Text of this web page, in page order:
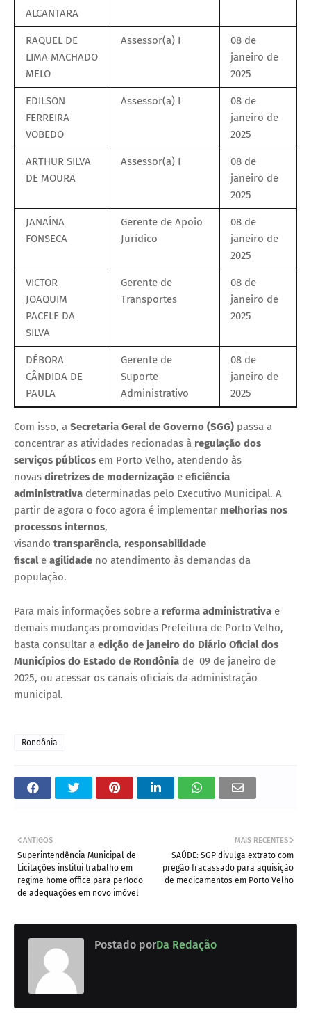
ALCANTARA
RAQUEL DE
LIMA MACHADO
MELO
Assessor(a) I
08 de
janeiro de
2025
EDILSON
FERREIRA
VOBEDO
Assessor(a) I
08 de
janeiro de
2025
ARTHUR SILVA
DE MOURA
Assessor(a) I
08 de
janeiro de
2025
JANAÍNA
FONSECA
Gerente de Apoio
Jurídico
08 de
janeiro de
2025
VICTOR
JOAQUIM
PACELE DA
SILVA
Gerente de
Transportes
08 de
janeiro de
2025
DÉBORA
CÂNDIDA DE
PAULA
Gerente de
Suporte
Administrativo
08 de
janeiro de
2025
Com isso, a Secretaria Geral de Governo (SGG) passa a
concentrar as atividades recionadas à regulação dos
serviços públicos em Porto Velho, atendendo às
novas diretrizes de modernização e eficiência
administrativa determinadas pelo Executivo Municipal. A
partir de agora o foco agora é implementar melhorias nos
processos internos,
visando transparência, responsabilidade
fiscale agilidade no atendimento às demandas da
população.
Para mais informações sobre a reforma administrativa e
demais mudanças promovidas Prefeitura de Porto Velho,
basta consultar a edição de janeiro do Diário Oficial dos
Municípios do Estado de Rondônia de 09 de janeiro de
2025, ou acessar os canais oficiais da administração
municipal.
Rondônia
MAIS RECENTES
SAÚDE: SGP divulga extrato com
pregão fracassado para aquisição
de medicamentos em Porto Velho
ANTIGOS
Superintendência Municipal de
Licitações institui trabalho em
regime home office para período
de adequações em novo imóvel
Postado porDa Redação